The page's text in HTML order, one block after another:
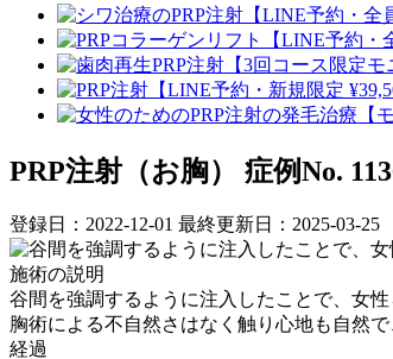
PRP注射（お胸） 症例No.
登録日：2022-12-01 最終更新日：2025-03-25
施術の説明
谷間を強調するように注入したことで、女
胸術による不自然さはなく触り心地も自然
経過